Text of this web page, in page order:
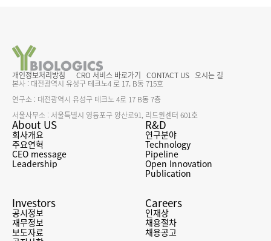
개인정보처리방침 CRO 서비스 바로가기 CONTACT US 오시는 길
본사 : 대전광역시 유성구 테크노4 로 17, B동 715호
연구소 : 대전광역시 유성구 테크노 4로 17 B동 7층
서울사무소 : 서울특별시 영등포구 양산로91, 리드원센터 601호
About US
회사개요
주요연혁
CEO message
Leadership
R&D
연구분야
Technology
Pipeline
Open Innovation
Publication
Investors
공시정보
재무정보
보도자료
Careers
인재상
채용절차
채용공고